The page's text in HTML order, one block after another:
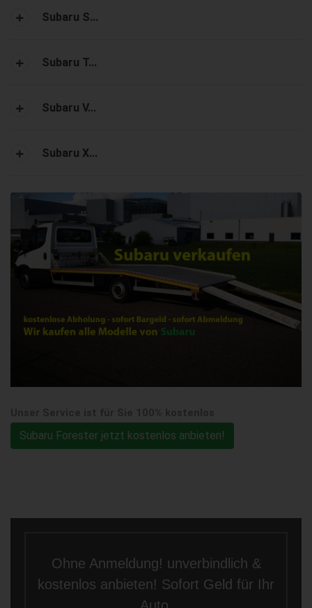
Subaru S...
Subaru T...
Subaru V...
Subaru X...
Subaru Forester jetzt kostenlos anbieten!
Ohne Anmeldung! unverbindlich &
kostenlos anbieten! Sofort Geld für Ihr